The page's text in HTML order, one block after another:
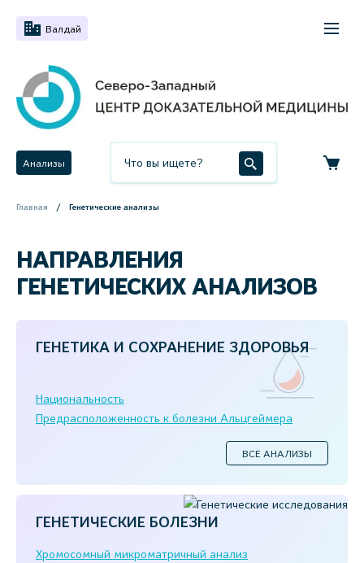
Валдай
Анализы
Главная Генетические анализы
НАПРАВЛЕНИЯ
ГЕНЕТИЧЕСКИХ АНАЛИЗОВ
ГЕНЕТИКА И СОХРАНЕНИЕ ЗДОРОВЬЯ
Национальность
Предрасположенность к болезни Альцгеймера
ВСЕ АНАЛИЗЫ
ГЕНЕТИЧЕСКИЕ БОЛЕЗНИ
Хромосомный микроматричный анализ